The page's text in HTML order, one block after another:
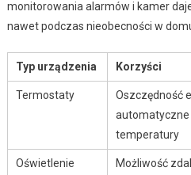
monitorowania alarmów i kamer
nawet podczas nieobecności w
Typ urządzenia Korzyści
Termostaty
Oszczędność
temperatury
Oświetlenie
Możliwość